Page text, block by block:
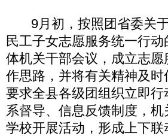
9月初，按照团省委关于
民工子女志愿服务统一行
体机关干部会议，成立志
作思路，并将有关精神及
要求全县各级团组织立即
系督导、信息反馈制度，
学校开展活动，形成上下